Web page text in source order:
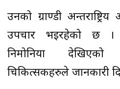
उनको ग्राण्डी
उपचार भइरहेको छ ।
निमोनिया
चिकित्सकहरुले जानकारी